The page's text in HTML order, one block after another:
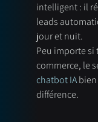
intelligent : il
leads
jour et nuit.
Peu importe si
commerce, le
chatbot IA bien
différence.